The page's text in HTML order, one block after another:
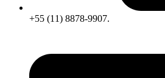
+55 (11) 8878-9907.